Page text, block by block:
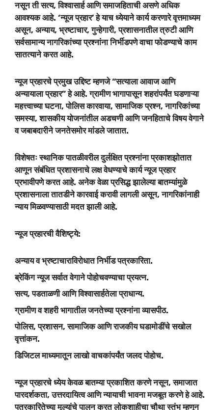
नसून ती सत्य, विश्वासार्ह आणि समाजहिताची असणे अधिक
आवश्यक आहे. ‘न्यूज प्रहार’ हे याच ध्येयाने कार्य करणारे वृत्तमाध्यम
असून, अन्याय, भ्रष्टाचार, गुन्हेगारी, प्रशासनातील त्रुटी आणि
सर्वसामान्य नागरिकांच्या प्रश्नांना निर्भीडपणे वाचा फोडण्याचे काम
सातत्याने करत आहे.
न्यूज प्रहारचे प्रमुख उद्दिष्ट म्हणजे “सत्याला आवाज आणि
अन्यायाला प्रहार” हे आहे. ग्रामीण भागापासून शहरांपर्यंत घडणाऱ्या
महत्त्वाच्या घटना, पोलिस कारवाया, सामाजिक प्रश्न, नागरिकांच्या
समस्या, शासकीय योजनांतील अडचणी आणि जनहिताचे विषय वेगाने
व जबाबदारीने जनतेसमोर मांडले जातात.
विशेषतः स्थानिक पातळीवरील दुर्लक्षित प्रश्नांना प्रकाशझोतात
आणून संबंधित प्रशासनाचे लक्ष वेधण्याचे कार्य न्यूज प्रहार
प्रभावीपणे करत आहे. अनेक वेळा प्रसिद्ध झालेल्या बातम्यांमुळे
प्रशासनाला तातडीने कारवाई करावी लागली असून, नागरिकांनाही
न्याय मिळवण्यासाठी मदत झाली आहे.
न्यूज प्रहारची वैशिष्ट्ये:
अन्याय व भ्रष्टाचाराविरोधात निर्भीड पत्रकारिता.
ब्रेकिंग न्यूज सर्वात वेगाने पोहोचवण्याचा प्रयत्न.
सत्य, पडताळणी आणि विश्वासार्हतेला प्राधान्य.
ग्रामीण व शहरी भागातील जनतेच्या प्रश्नांना व्यासपीठ.
पोलिस, प्रशासन, सामाजिक आणि राजकीय घडामोडींचे सखोल
वृत्तांकन.
डिजिटल माध्यमातून लाखो वाचकांपर्यंत जलद पोहोच.
न्यूज प्रहारचे ध्येय केवळ बातम्या प्रकाशित करणे नसून, समाजात
पारदर्शकता, उत्तरदायित्व आणि न्यायाची भावना मजबूत करणे हे आहे.
पत्रकारितेच्या मूल्यांचे पालन करत लोकशाहीचा चौथा स्तंभ म्हणून